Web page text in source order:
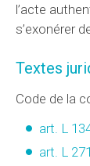
l’acte
s’exonérer
Textes
Code de la
art. L
art. L